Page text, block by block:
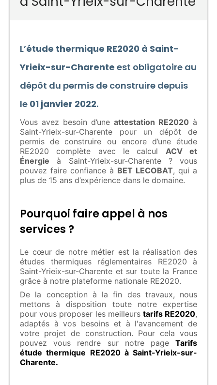
L’étude thermique RE2020 à Saint-
Yrieix-sur-Charente est obligatoire au
dépôt du permis de construire depuis
le 01 janvier 2022.
Vous avez besoin d’une attestation RE2020 à
Saint-Yrieix-sur-Charente pour un dépôt de
permis de construire ou encore d’une étude
RE2020 complète avec le calcul ACV et
Énergie à Saint-Yrieix-sur-Charente ? vous
pouvez faire confiance à BET LECOBAT, qui a
plus de 15 ans d’expérience dans le domaine.
Pourquoi faire appel à nos
services ?
Le cœur de notre métier est la réalisation des
études thermiques réglementaires RE2020 à
Saint-Yrieix-sur-Charente et sur toute la France
grâce à notre plateforme nationale RE2020.
De la conception à la fin des travaux, nous
mettons à disposition toute notre expertise
pour vous proposer les meilleurs tarifs RE2020,
adaptés à vos besoins et à l'avancement de
votre projet de construction. Pour cela vous
pouvez vous rendre sur notre page Tarifs
étude thermique RE2020 à Saint-Yrieix-sur-
Charente.